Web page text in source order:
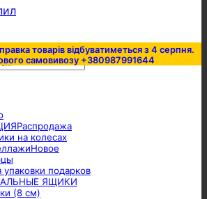
на колесах
упаковки подарков
ЯЩИКИ
(8 см)
товарів відбуватиметься з 4 серпня.
самовивозу +380987991644